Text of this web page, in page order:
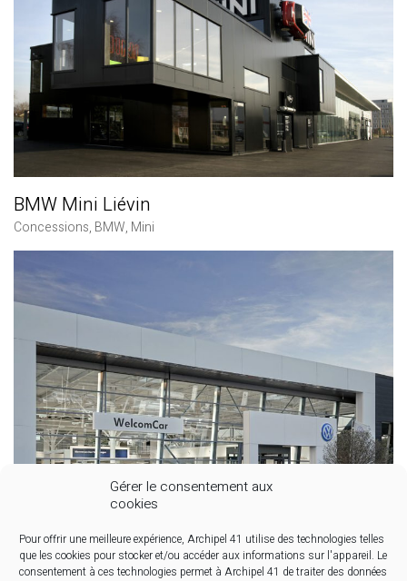
Gérer le consentement aux
cookies
Pour offrir une meilleure expérience, Archipel 41 utilise des technologies telles
que les cookies pour stocker et/ou accéder aux informations sur l'appareil. Le
consentement à ces technologies permet à Archipel 41 de traiter des données
BMW Mini Liévin
Concessions, BMW, Mini